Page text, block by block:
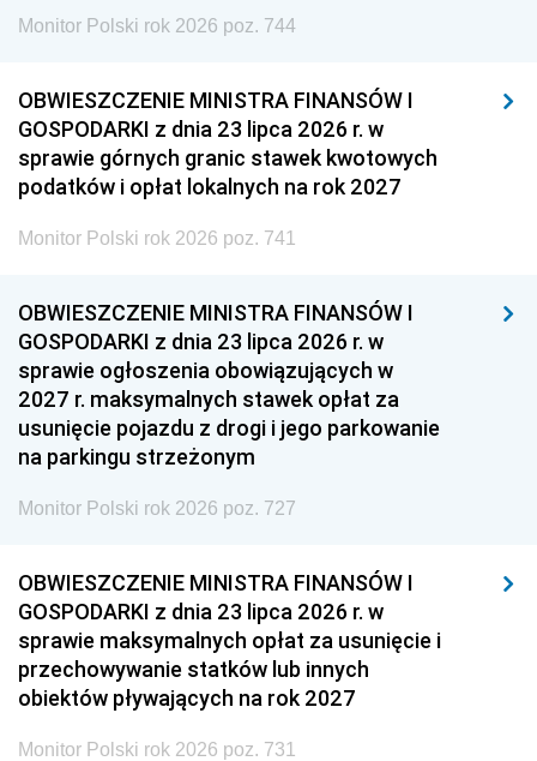
Monitor Polski rok 2026 poz. 744
OBWIESZCZENIE MINISTRA FINANSÓW I
GOSPODARKI z dnia 23 lipca 2026 r. w
sprawie górnych granic stawek kwotowych
podatków i opłat lokalnych na rok 2027
Monitor Polski rok 2026 poz. 741
OBWIESZCZENIE MINISTRA FINANSÓW I
GOSPODARKI z dnia 23 lipca 2026 r. w
sprawie ogłoszenia obowiązujących w
2027 r. maksymalnych stawek opłat za
usunięcie pojazdu z drogi i jego parkowanie
na parkingu strzeżonym
Monitor Polski rok 2026 poz. 727
OBWIESZCZENIE MINISTRA FINANSÓW I
GOSPODARKI z dnia 23 lipca 2026 r. w
sprawie maksymalnych opłat za usunięcie i
przechowywanie statków lub innych
obiektów pływających na rok 2027
Monitor Polski rok 2026 poz. 731